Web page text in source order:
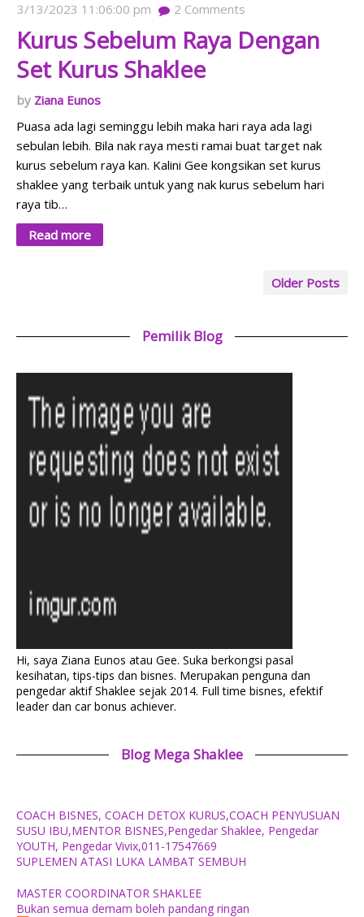
3/13/2023 11:06:00 pm 2 Comments
Kurus Sebelum Raya Dengan
Set Kurus Shaklee
Ziana Eunos
Puasa ada lagi seminggu lebih maka hari raya ada lagi
sebulan lebih. Bila nak raya mesti ramai buat target nak
kurus sebelum raya kan. Kalini Gee kongsikan set kurus
shaklee yang terbaik untuk yang nak kurus sebelum hari
raya tib…
Read more
Older Posts
Pemilik Blog
Hi, saya Ziana Eunos atau Gee. Suka berkongsi pasal
kesihatan, tips-tips dan bisnes. Merupakan penguna dan
pengedar aktif Shaklee sejak 2014. Full time bisnes, efektif
leader dan car bonus achiever.
Blog Mega Shaklee
COACH BISNES, COACH DETOX KURUS,COACH PENYUSUAN
SUSU IBU,MENTOR BISNES,Pengedar Shaklee, Pengedar
YOUTH, Pengedar Vivix,011-17547669
SUPLEMEN ATASI LUKA LAMBAT SEMBUH
MASTER COORDINATOR SHAKLEE
Bukan semua demam boleh pandang ringan